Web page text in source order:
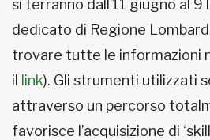
si terranno dall’11 giugno al 9
dedicato di Regione
trovare tutte le informazioni
il link). Gli strumenti utilizzati
attraverso un percorso
favorisce l’acquisizione di